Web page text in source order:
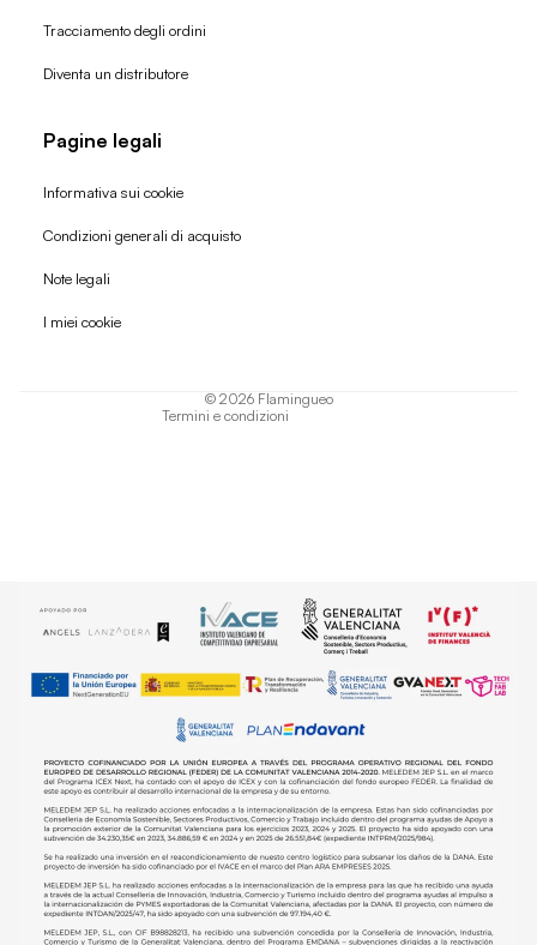
Tracciamento degli ordini
Diventa un distributore
Pagine legali
Informativa sui cookie
Condizioni generali di acquisto
Note legali
I miei cookie
© 2026 Flamingueo
Termini e condizioni
Politica di rimborso